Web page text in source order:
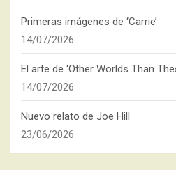
Primeras imágenes de ‘Carrie’
14/07/2026
El arte de ‘Other Worlds Than
14/07/2026
Nuevo relato de Joe Hill
23/06/2026